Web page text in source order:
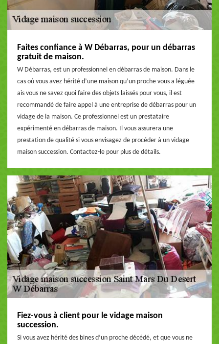
Faites confiance à W Débarras, pour un débarras
gratuit de maison.
W Débarras, est un professionnel en débarras de maison. Dans le
cas où vous avez hérité d’une maison qu’un proche vous a léguée
ais vous ne savez quoi faire des objets laissés pour vous, il est
recommandé de faire appel à une entreprise de débarras pour un
vidage de la maison. Ce professionnel est un prestataire
expérimenté en débarras de maison. Il vous assurera une
prestation de qualité si vous envisagez de procéder à un vidage
maison succession. Contactez-le pour plus de détails.
Fiez-vous à client pour le vidage maison
succession.
Si vous avez hérité des bines d’un proche décédé, et que vous ne